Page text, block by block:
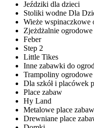
Jeździki dla dzieci
Stoliki wodne Dla
Wieże wspinaczkowe
Zjeżdżalnie
Feber
Step 2
Little Tikes
Inne zabawki do
Trampoliny ogrodowe
Dla szkół i placówek
Place zabaw
Hy Land
Metalowe place zabaw
Drewniane place